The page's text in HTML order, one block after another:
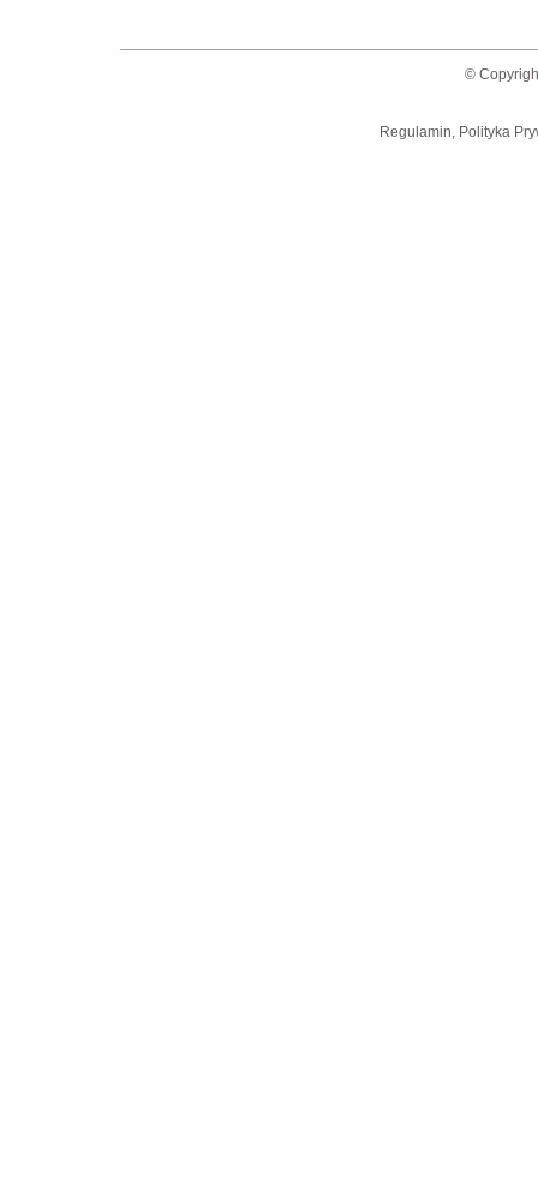
©
Regulamin, Polityka